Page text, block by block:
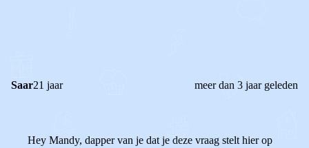
Saar21 jaar meer dan 3 jaar geleden
Hey Mandy, dapper van je dat je deze vraag stelt hier op